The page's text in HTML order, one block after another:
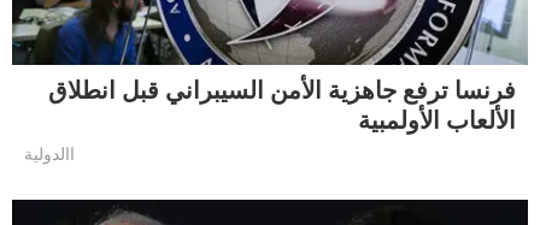
فرنسا ترفع جاهزية الأمن السيبراني قبل انطلاق
الألعاب الأولمبية
االدولية